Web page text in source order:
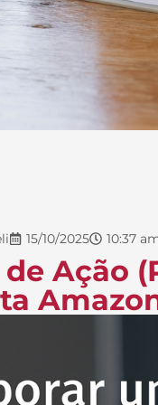
15/10/2025 10:37
Ação